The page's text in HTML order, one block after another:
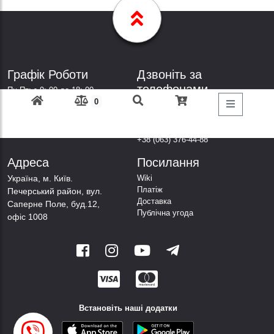
0
Графік Роботи
Пн-Пт: з 9: 00 до 18: 00
Субота: вихідний
Дзвоніть за
телефонами
+38 (098) 303-77-86
+38 (063) 376-44-88
Адреса
Українa, м. Київ.
Печерський район, вул.
Саперне Поле, буд.12,
офіс 1008
Посилання
Wiki
Платіж
Доставка
Публічна угода
Встановіть наші додатки